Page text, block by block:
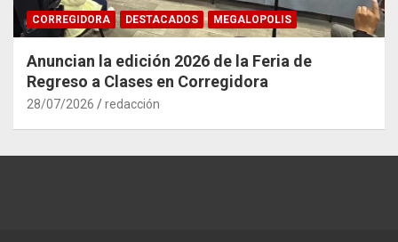
CORREGIDORA DESTACADOS MEGALOPOLIS
Anuncian la edición 2026 de la Feria de
Regreso a Clases en Corregidora
28/07/2026 redacción